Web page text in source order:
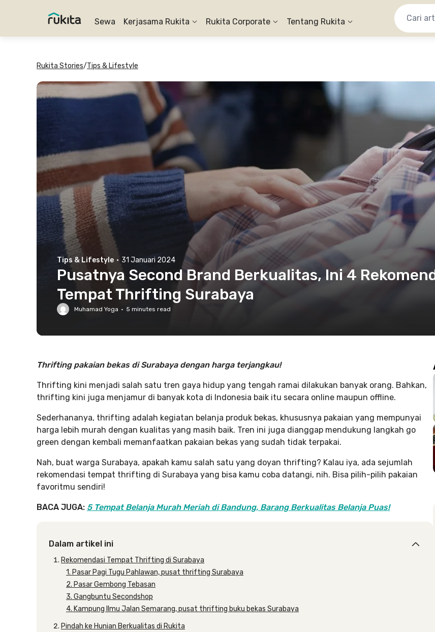
Sewa Kerjasama Rukita Rukita Corporate Tentang Rukita
Rukita Stories/Tips & Lifestyle
Tips & Lifestyle · 31 Januari 2024
Pusatnya Second Brand Berkualitas, Ini 4
Tempat Thrifting Surabaya
Muhamad Yoga · 5 minutes read
Thrifting pakaian bekas di Surabaya dengan harga terjangkau!
Thrifting kini menjadi salah satu tren gaya hidup yang tengah ramai dilakukan banyak orang. Bahkan,
thrifting kini juga menjamur di banyak kota di Indonesia baik itu secara online maupun offline.
Sederhananya, thrifting adalah kegiatan belanja produk bekas, khususnya pakaian yang mempunyai
harga lebih murah dengan kualitas yang masih baik. Tren ini juga dianggap mendukung langkah go
green dengan kembali memanfaatkan pakaian bekas yang sudah tidak terpakai.
Nah, buat warga Surabaya, apakah kamu salah satu yang doyan thrifting? Kalau iya, ada sejumlah
rekomendasi tempat thrifting di Surabaya yang bisa kamu coba datangi, nih. Bisa pilih-pilih pakaian
favoritmu sendiri!
BACA JUGA: 5 Tempat Belanja Murah Meriah di Bandung, Barang Berkualitas Belanja Puas!
Dalam artikel ini
Rekomendasi Tempat Thrifting di Surabaya
1. Pasar Pagi Tugu Pahlawan, pusat thrifting Surabaya
2. Pasar Gembong Tebasan
3. Gangbuntu Secondshop
4. Kampung Ilmu Jalan Semarang, pusat thrifting buku bekas Surabaya
Pindah ke Hunian Berkualitas di Rukita